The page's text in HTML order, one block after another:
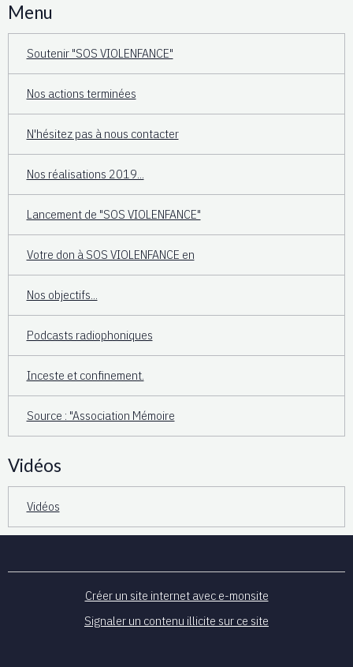
Menu
Soutenir "SOS VIOLENFANCE"
Nos actions terminées
N'hésitez pas à nous contacter
Nos réalisations 2019...
Lancement de "SOS VIOLENFANCE"
Votre don à SOS VIOLENFANCE en
Nos objectifs...
Podcasts radiophoniques
Inceste et confinement.
Source : "Association Mémoire
Vidéos
Vidéos
Créer un site internet avec e-monsite
Signaler un contenu illicite sur ce site